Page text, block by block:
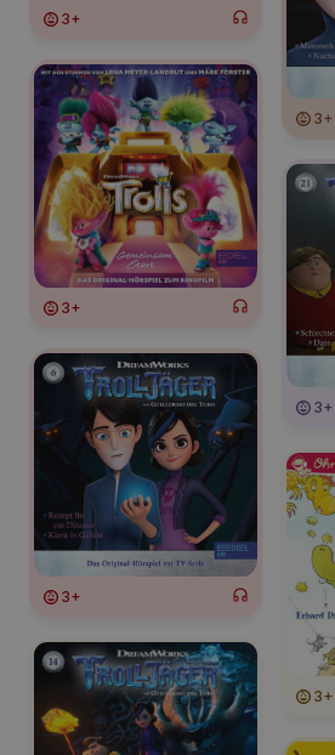
3+
3+
3+
3+
3+
3+